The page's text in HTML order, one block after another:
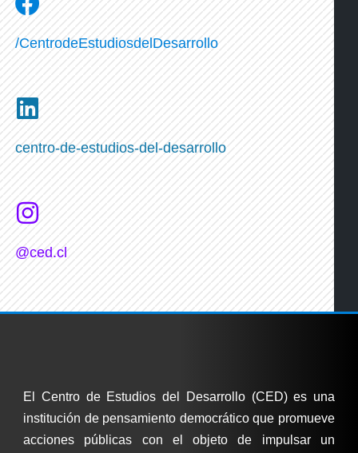
/CentrodeEstudiosdelDesarrollo
centro-de-estudios-del-desarrollo
@ced.cl
El Centro de Estudios del Desarrollo (CED) es una
institución de pensamiento democrático que promueve
acciones públicas con el objeto de impulsar un